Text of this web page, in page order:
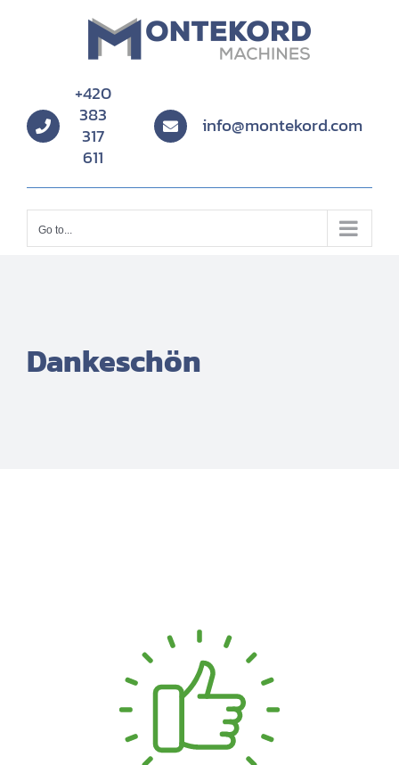
+420
383
317
611
info@montekord.com
Go to...
Dankeschön